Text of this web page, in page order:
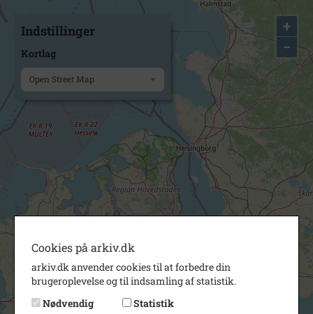
+
−
Indstillinger
Kortlag
Open Street Map
Cookies på arkiv.dk
arkiv.dk anvender cookies til at forbedre din
brugeroplevelse og til indsamling af statistik.
Nødvendig
Statistik